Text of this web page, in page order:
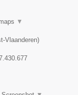
▼
Vlaanderen)